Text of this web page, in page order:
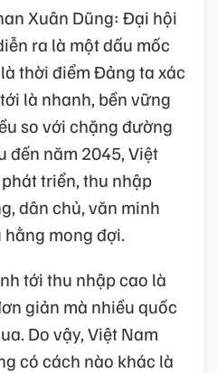
Xuân Dũng: Đại hội
ra là một dấu mốc
thời điểm Đảng ta xác
là nhanh, bền vững
so với chặng đường
đến năm 2045, Việt
triển, thu nhập
dân chủ, văn minh
mong đợi.
tới thu nhập cao là
giản mà nhiều quốc
Do vậy, Việt Nam
có cách nào khác là